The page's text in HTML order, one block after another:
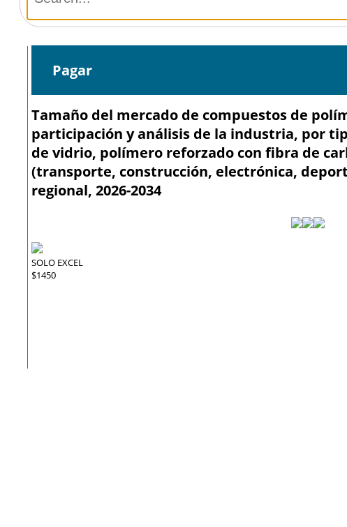
Pagar
Tamaño del mercado de compuestos de
participación y análisis de la industria, por
de vidrio, polímero reforzado con fibra de
(transporte, construcción, electrónica,
regional, 2026-2034
SOLO EXCEL
$1450